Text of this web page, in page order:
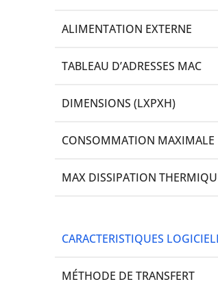
ALIMENTATION EXTERNE
TABLEAU D’ADRESSES MAC
DIMENSIONS (LXPXH)
CONSOMMATION MAXIMALE
MAX DISSIPATION
CARACTERISTIQUES
MÉTHODE DE TRANSFERT